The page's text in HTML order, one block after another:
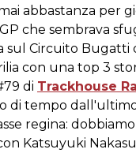
abbastanza per
che sembrava
sul Circuito Bugatti
con una top 3
di Trackhouse
di tempo
regina:
Katsuyuki